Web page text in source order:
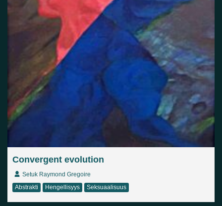
Convergent evolution
Setuk Raymond Gregoire
Abstrakti
Hengellisyys Seksuaalisuus